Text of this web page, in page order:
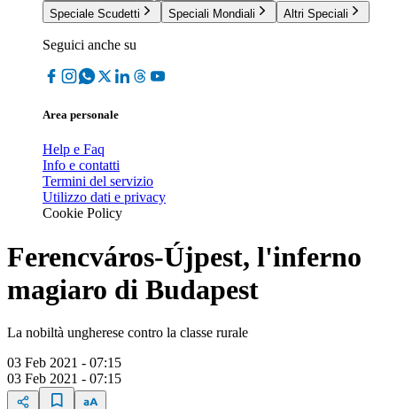
Speciale Scudetti
Speciali Mondiali Altri Speciali
Seguici anche su
Area personale
Help e Faq
Info e contatti
Termini del servizio
Utilizzo dati e privacy
Cookie Policy
Ferencváros-Újpest, l'inferno
magiaro di Budapest
La nobiltà ungherese contro la classe rurale
03 Feb 2021 - 07:15
03 Feb 2021 - 07:15